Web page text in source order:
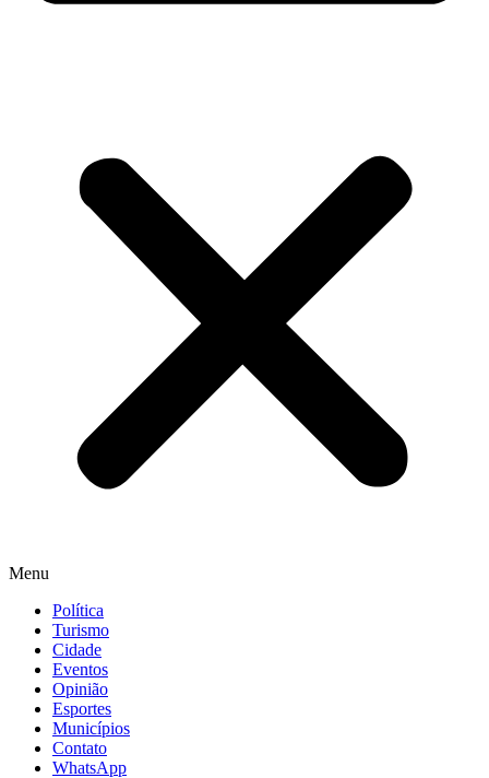
Menu
Política
Turismo
Cidade
Eventos
Opinião
Esportes
Municípios
Contato
WhatsApp